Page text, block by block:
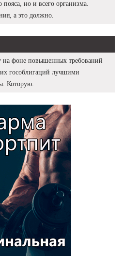
пояса, но и всего организма.
а это должно.
на фоне повышенных требований
гособлигаций лучшими
Которую.